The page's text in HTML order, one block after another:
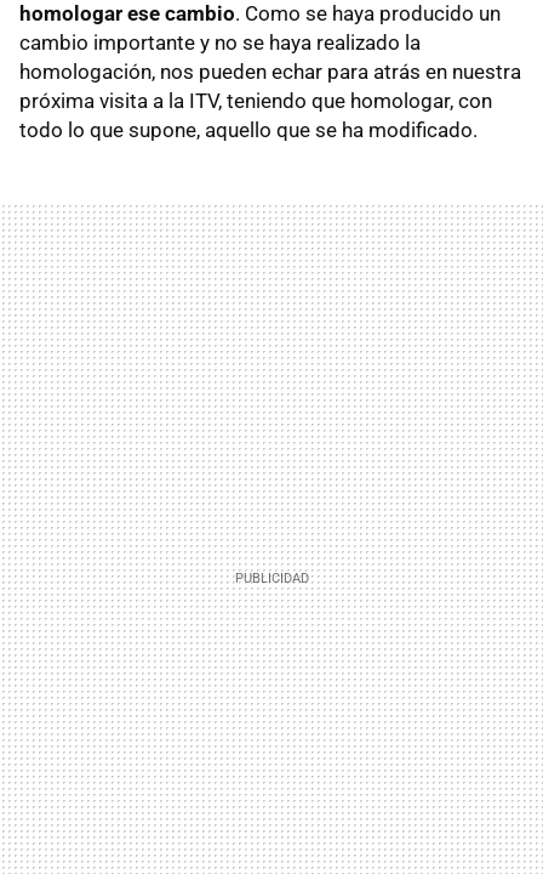
homologar ese cambio. Como se haya producido un
cambio importante y no se haya realizado la
homologación, nos pueden echar para atrás en nuestra
próxima visita a la ITV, teniendo que homologar, con
todo lo que supone, aquello que se ha modificado.